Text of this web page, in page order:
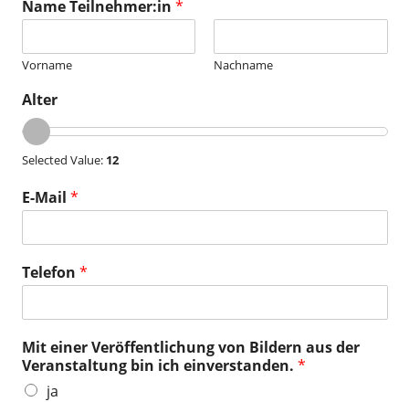
Name Teilnehmer:in *
Vorname Nachname
Alter
Selected Value: 12
E-Mail *
Telefon *
Mit einer Veröffentlichung von Bildern aus der
Veranstaltung bin ich einverstanden. *
ja